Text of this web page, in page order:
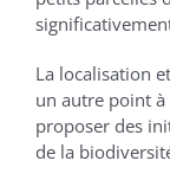
La localisation
un autre point
proposer des
de la